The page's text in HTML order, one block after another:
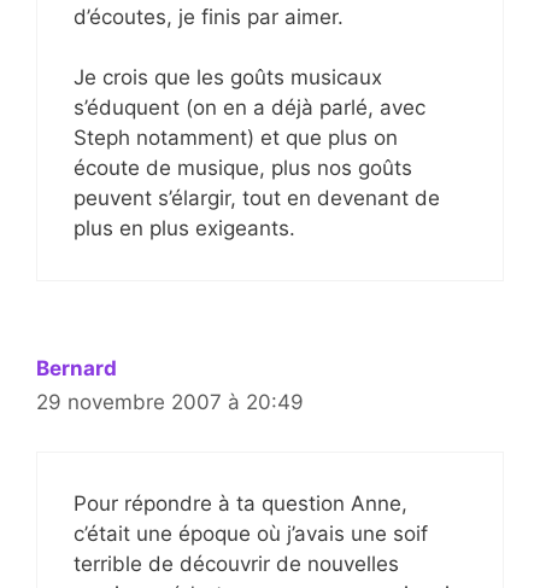
d’écoutes, je finis par aimer.
Je crois que les goûts musicaux
s’éduquent (on en a déjà parlé, avec
Steph notamment) et que plus on
écoute de musique, plus nos goûts
peuvent s’élargir, tout en devenant de
plus en plus exigeants.
Bernard
29 novembre 2007 à 20:49
Pour répondre à ta question Anne,
c’était une époque où j’avais une soif
terrible de découvrir de nouvelles